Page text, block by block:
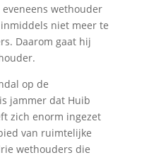
wethouder
inmiddels niet meer te
Daarom gaat hij
op de
jammer dat Huib
zich enorm ingezet
van ruimtelijke
wethouders die